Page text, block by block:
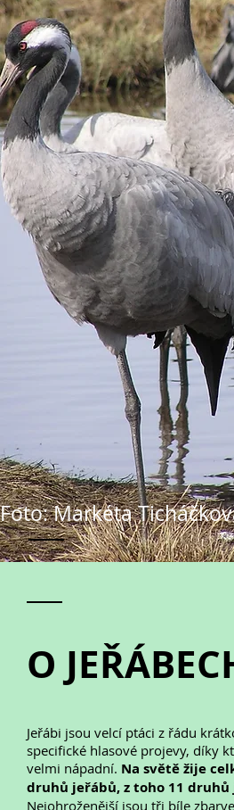
Foto: Markéta
O
Jeřábi jsou velcí ptáci z řádu
specifické hlasové projevy, díky
velmi nápadní. Na světě žije
druhů jeřábů, z toho 11 druhů
Nejohroženější jsou tři bíle